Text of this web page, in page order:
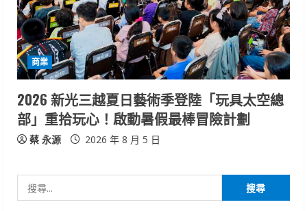
商業
2026 新光三越夏日藝術季登陸「玩具太空總
部」重拾玩心！啟動暑假最棒冒險計劃
蔡 永源 2026 年 8 月 5 日
尋